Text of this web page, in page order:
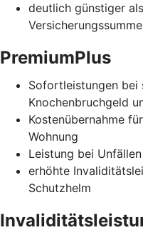
deutlich günstiger
PremiumPlus
Sofortleistungen bei
Knochenbruchgeld
Kostenübernahme
Wohnung
Leistung bei
erhöhte
Schutzhelm